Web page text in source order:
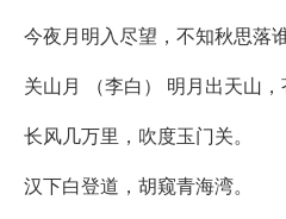
今夜月明入尽望，不知秋思落谁
关山月 （李白） 明月出天山，
长风几万里，吹度玉门关。
汉下白登道，胡窥青海湾。